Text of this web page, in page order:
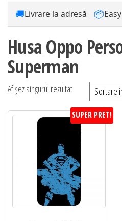
🚚Livrare la adresă 📦
Husa Oppo
Superman
Afișez singurul rezultat
SUPER PRET!